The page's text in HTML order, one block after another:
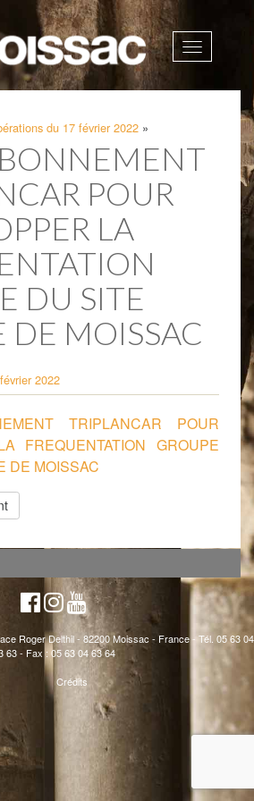
Afficher
du 17 février 2022 »
POUR
LA
DU SITE
DE MOISSAC
2022
TRIPLANCAR POUR
FREQUENTATION GROUPE
DE MOISSAC
Roger Delthil - 82200 Moissac - France - Tél. 05 63 04
63 - Fax : 05 63 04 63 64
Crédits